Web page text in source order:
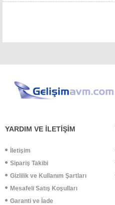
YARDIM VE İLETİŞİM
İletişim
Sipariş Takibi
Gizlilik ve Kullanım Şartları
Mesafeli Satış Koşulları
Garanti ve İade